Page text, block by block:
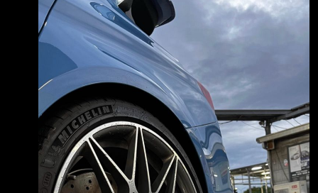
蛋旁撞毀科技執法設備。（圖 ／東森新聞） 昨
（30日）晚間，一輛雙門跑車行經高雄漢神巨蛋
旁，疑似因車速過快打滑，逆向撞上測 速桿，
導致科技執法設備損壞，車輛也嚴重毀損。副駕
乘客表示，這輛限量跑車是他的， 當時借朋友
開，沒想到會發生意外，非常後悔。 23歲跑車
車主身分曝光 限量BMW M4全台僅2輛 撞壞科
技執法設備的這輛限量跑車，車主才23歲，是屏
東人，到高雄跟